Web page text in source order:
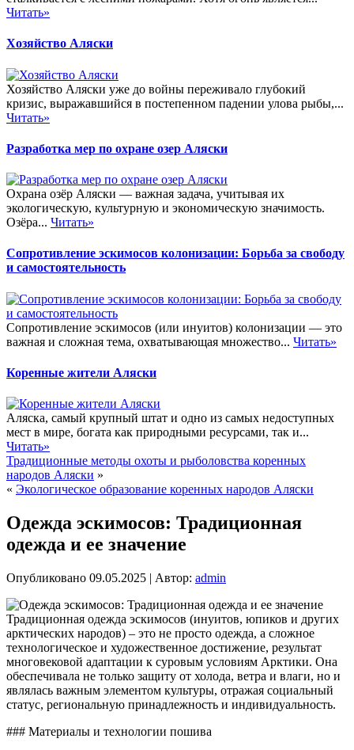
Читать»
Хозяйство Аляски
Хозяйство Аляски уже до войны переживало глубокий
кризис, выражавшийся в постепенном падении улова рыбы,...
Читать»
Разработка мер по охране озер Аляски
Охрана озёр Аляски — важная задача, учитывая их
экологическую, культурную и экономическую значимость.
Озёра... Читать»
Сопротивление эскимосов колонизации: Борьба за свободу
и самостоятельность
Сопротивление эскимосов (или инуитов) колонизации — это
важная и сложная тема, охватывающая множество... Читать»
Коренные жители Аляски
Аляска, самый крупный штат и одно из самых недоступных
мест в мире, богата как природными ресурсами, так и...
Читать»
Традиционные методы охоты и рыболовства коренных
народов Аляски »
« Экологическое образование коренных народов Аляски
Одежда эскимосов: Традиционная
одежда и ее значение
Опубликовано 09.05.2025 | Автор: admin
Традиционная одежда эскимосов (инуитов, юпиков и других
арктических народов) – это не просто одежда, а сложное
технологическое и художественное достижение, результат
многовековой адаптации к суровым условиям Арктики. Она
обеспечивала не только защиту от холода, ветра и влаги, но и
являлась важным элементом культуры, отражая социальный
статус, региональную принадлежность и индивидуальность.
### Материалы и технологии пошива